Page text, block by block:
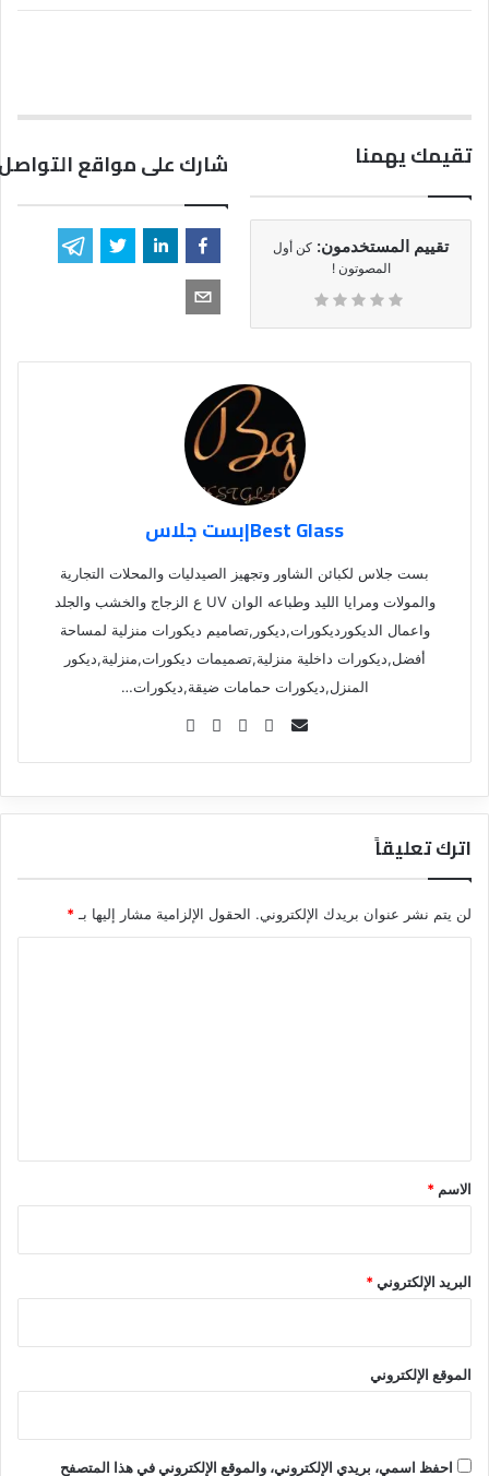
تقيمك يهمنا
تقييم المستخدمون: كن أول
المصوتون !
شارك على مواقع
Best Glass|بست جلاس
بست جلاس لكبائن الشاور وتجهيز الصيدليات والمحلات التجارية
والمولات ومرايا الليد وطباعه الوان UV ع الزجاج والخشب والجلد
واعمال الديكورديكورات,ديكور,تصاميم ديكورات منزلية لمساحة
أفضل,ديكورات داخلية منزلية,تصميمات ديكورات,منزلية,ديكور
المنزل,ديكورات حمامات ضيقة,ديكورات…
Se
em
اترك تعليقاً
لن يتم نشر عنوان بريدك الإلكتروني. الحقول الإلزامية مشار إليها بـ *
*
الاسم *
البريد الإلكتروني*
الموقع الإلكتروني
احفظ اسمي، بريدي الإلكتروني، والموقع الإلكتروني في هذا المتصفح